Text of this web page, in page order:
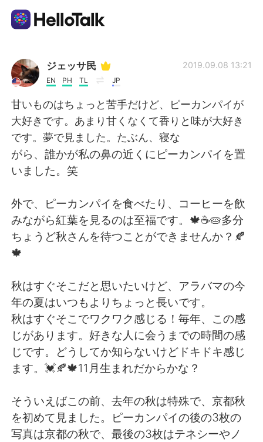
App di scambio linguistico
AI Grammar Checker
Italiano
English
繁體中文 Español
العربية Français
한국어 Русский
ไทย Indonesia
Türkçe Tiếng Việt
ジェッサ民
EN PH TL JP
2019.09.08 13:21
甘いものはちょっと苦手だけど、ピーカンパイが
大好きです。あまり甘くなくて香りと味が大好き
です。夢で見ました。たぶん、寝な
がら、誰かが私の鼻の近くにピーカンパイを置
いました。笑
外で、ピーカンパイを食べたり、コーヒーを飲
みながら紅葉を見るのは至福です。🍁☕️🥧多分
ちょうど秋さんを待つことができませんか？🍂
🍁
秋はすぐそこだと思いたいけど、アラバマの今
年の夏はいつもよりちょっと長いです。
秋はすぐそこでワクワク感じる！毎年、この感
じがあります。好きな人に会うまでの時間の感
じです。どうしてか知らないけどドキドキ感じ
ます。💓🍂🍁11月生まれだからかな？
そういえばこの前、去年の秋は特殊で、京都秋
を初めて見ました。ピーカンパイの後の3枚の
写真は京都の秋で、最後の3枚はテネシーやノ